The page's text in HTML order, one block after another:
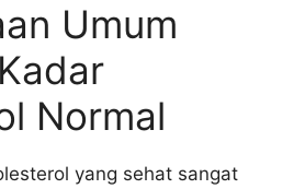
Umum
Normal
yang sehat sangat